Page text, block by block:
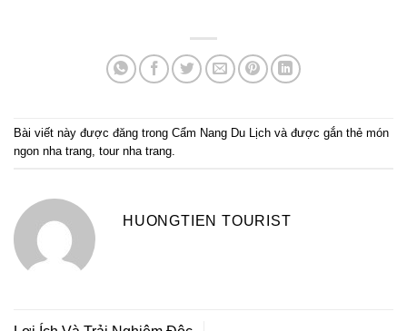
Bài viết này được đăng trong Cẩm Nang Du Lịch và được gắn thẻ món
ngon nha trang, tour nha trang.
HUONGTIEN TOURIST